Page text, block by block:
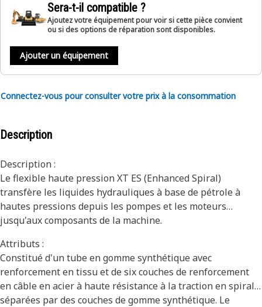
Sera-t-il compatible ?
Ajoutez votre équipement pour voir si cette pièce convient
ou si des options de réparation sont disponibles.
Ajouter un équipement
Connectez-vous pour consulter votre prix à la consommation
Description
Description :
Le flexible haute pression XT ES (Enhanced Spiral)
transfère les liquides hydrauliques à base de pétrole à
hautes pressions depuis les pompes et les moteurs
jusqu'aux composants de la machine.
Attributs :
Constitué d'un tube en gomme synthétique avec
renforcement en tissu et de six couches de renforcement
en câble en acier à haute résistance à la traction en spirale
séparées par des couches de gomme synthétique. Le